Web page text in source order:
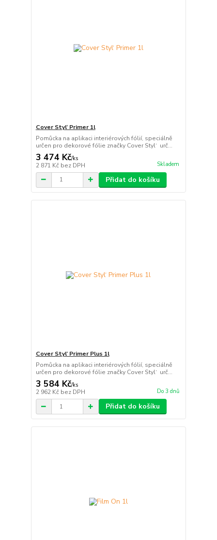
Cover Styl‘ Primer 1l
Pomůcka na aplikaci interiérových fólií, speciálně
určen pro dekorové fólie značky Cover Styl‘ urč...
3 474 Kč/ks
2 871 Kč bez DPH Skladem
Přidat do košíku
Cover Styl‘ Primer Plus 1l
Pomůcka na aplikaci interiérových fólií, speciálně
určen pro dekorové fólie značky Cover Styl‘ urč...
3 584 Kč/ks
2 962 Kč bez DPH Do 3 dnů
Přidat do košíku